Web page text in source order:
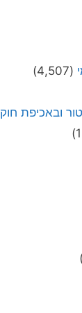
(4,507)
ובאכיפת חוק